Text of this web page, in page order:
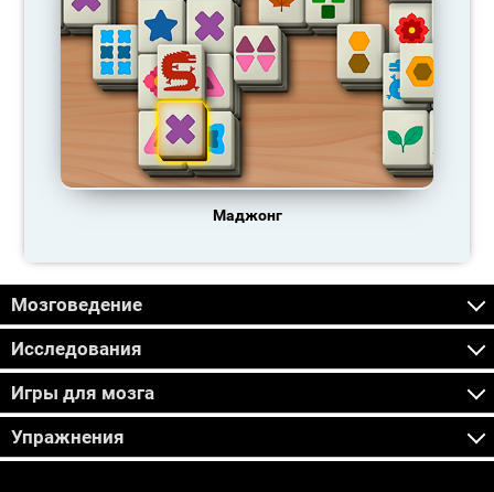
Маджонг
Мозговедение
Исследования
Игры для мозга
Упражнения